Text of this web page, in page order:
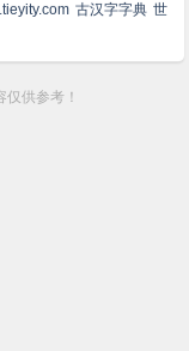
古汉字字典 世
供参考！